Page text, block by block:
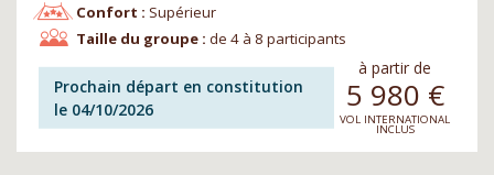
Confort : Supérieur
Taille du groupe : de 4 à 8 participants
Prochain départ en constitution
le 04/10/2026
à partir de
5 980 €
VOL INTERNATIONAL
INCLUS